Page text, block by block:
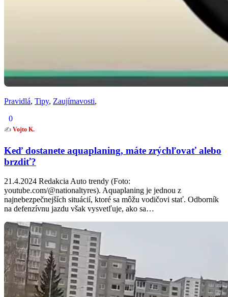
Pravidlá, Tipy, Zaujímavosti,
0
✍️ Vojto K.
Keď dostanete aquaplaning, máte zrýchľovať alebo
brzdiť?
21.4.2024 Redakcia Auto trendy (Foto:
youtube.com/@nationaltyres). Aquaplaning je jednou z
najnebezpečnejších situácií, ktoré sa môžu vodičovi stať. Odborník
na defenzívnu jazdu však vysvetľuje, ako sa…